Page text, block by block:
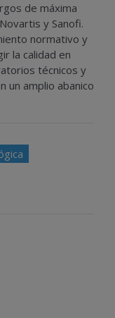
de máxima
y Sanofi.
normativo y
la calidad en
técnicos y
un amplio abanico